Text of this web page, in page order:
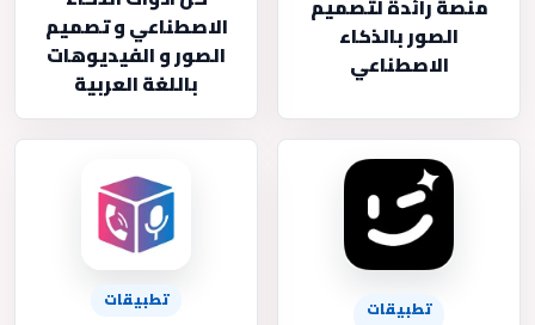
منصة رائدة لتصميم
الصور بالذكاء
الاصطناعي
الاصطناعي و تصميم
الصور و الفيديوهات
باللغة العربية
تطبيقات تطبيقات